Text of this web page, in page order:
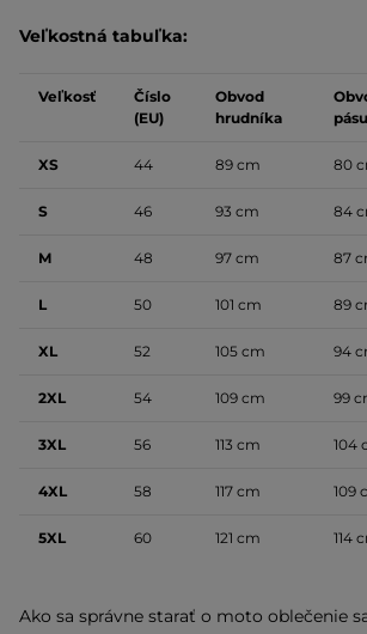
Veľkostná tabuľka:
Veľkosť
Číslo
(EU)
Obvod
hrudníka
pásu
XS 44 89 cm 80
S 46 93 cm 84
M 48 97 cm 87
L 50 101 cm 89
XL 52 105 cm 94
2XL 54 109 cm 99
3XL 56 113 cm 104
4XL 58 117 cm 109
5XL 60 121 cm 114
Ako sa správne starať o moto oblečenie